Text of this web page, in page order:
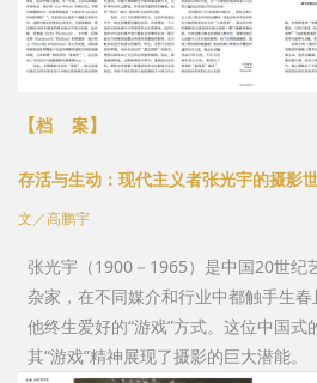
【档 案】
存活与生动：现代主义者张光宇的摄影
文／高鹏宇
张光宇（1900－1965）是中国20世纪
杂家，在不同媒介和行业中都触手生
他终生爱好的“游戏”方式。这位中国式
其“游戏”精神展现了摄影的巨大潜能。